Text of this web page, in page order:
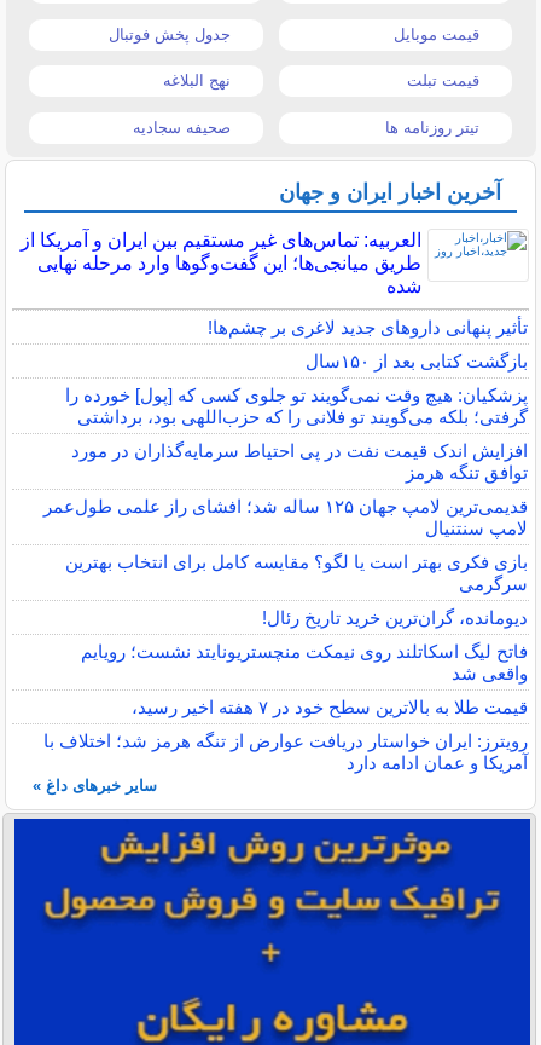
قیمت موبایل جدول پخش فوتبال
قیمت تبلت نهج البلاغه
تیتر روزنامه ها صحیفه سجادیه
آخرین اخبار ایران و جهان
العربیه: تماس‌های غیر مستقیم بین ایران و آمریکا از
طریق میانجی‌ها؛ این گفت‌و‌گو‌ها وارد مرحله نهایی
شده
تأثیر پنهانی داروهای جدید لاغری بر چشم‌ها!
بازگشت کتابی بعد از ۱۵۰سال
پزشکیان: هیچ وقت نمی‌گویند تو جلوی کسی که [پول] خورده را
گرفتی؛ بلکه می‌گویند تو فلانی را که حزب‌اللهی بود، برداشتی
افزایش اندک قیمت نفت در پی احتیاط سرمایه‌گذاران در مورد
توافق تنگه هرمز
قدیمی‌ترین لامپ جهان ۱۲۵ ساله شد؛ افشای راز علمی طول‌عمر
لامپ سنتنیال
بازی فکری بهتر است یا لگو؟ مقایسه کامل برای انتخاب بهترین
سرگرمی
دیومانده، گران‌ترین خرید تاریخ رئال!
فاتح لیگ اسکاتلند روی نیمکت منچستریونایتد نشست؛ رویایم
واقعی شد
قیمت طلا به بالاترین سطح خود در ۷ هفته اخیر رسید،
رویترز: ایران خواستار دریافت عوارض از تنگه هرمز شد؛ اختلاف با
آمریکا و عمان ادامه دارد
سایر خبرهای داغ »